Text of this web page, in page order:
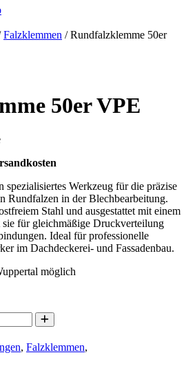
Falzklemmen / Rundfalzklemme 50er
50er VPE
Werkzeug für die präzise
Rundfalzen in der Blechbearbeitung.
Stahl und ausgestattet mit einem
für gleichmäßige Druckverteilung
Ideal für professionelle
im Dachdeckerei- und Fassadenbau.
möglich
, Falzklemmen,